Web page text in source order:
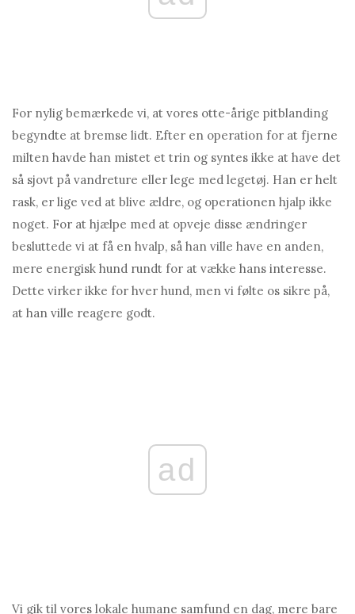
For nylig bemærkede vi, at vores otte-årige pitblanding
begyndte at bremse lidt. Efter en operation for at fjerne
milten havde han mistet et trin og syntes ikke at have det
så sjovt på vandreture eller lege med legetøj. Han er helt
rask, er lige ved at blive ældre, og operationen hjalp ikke
noget. For at hjælpe med at opveje disse ændringer
besluttede vi at få en hvalp, så han ville have en anden,
mere energisk hund rundt for at vække hans interesse.
Dette virker ikke for hver hund, men vi følte os sikre på,
at han ville reagere godt.
ad
Vi gik til vores lokale humane samfund en dag, mere bare